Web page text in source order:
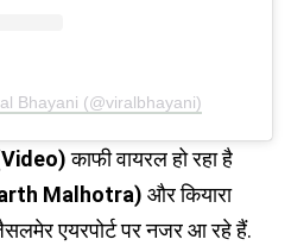
Bhayani (@viralbhayani)
काफी वायरल हो रहा है
Malhotra) और कियारा
एयरपोर्ट पर नजर आ रहे हैं.